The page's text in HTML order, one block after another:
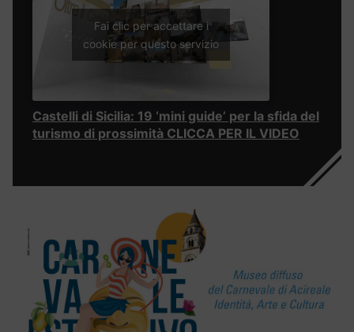
Fai clic per accettare i
cookie per questo servizio
Castelli di Sicilia: 19 ‘mini guide’ per la sfida del
turismo di prossimità CLICCA PER IL VIDEO